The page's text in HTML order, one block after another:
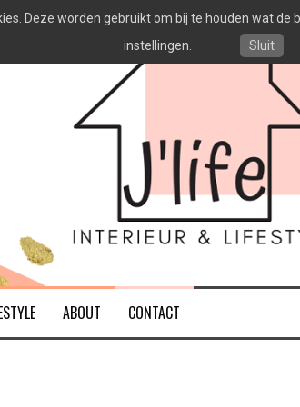
ABOUT CONTACT
Deze worden gebruikt om bij te houden wat
instellingen.
Sluit